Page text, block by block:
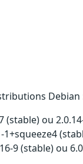
Debian
ou
9 (stable) ou